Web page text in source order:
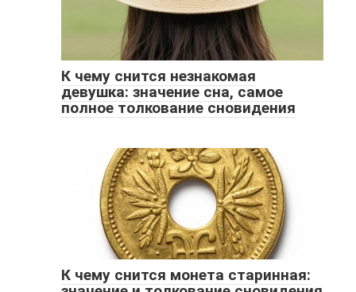
К чему снится незнакомая
девушка: значение сна, самое
полное толкование сновидения
К чему снится монета старинная: